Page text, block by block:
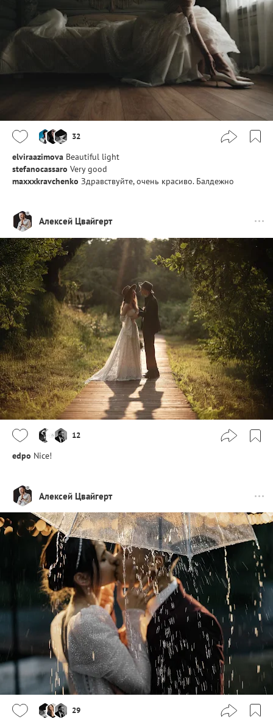
32
elviraazimova Beautiful light
stefanocassaro Very good
maxxxkravchenko Здравствуйте, очень красиво. Балдежно
Алексей Цвайгерт
12
edpo Nice!
Алексей Цвайгерт
29